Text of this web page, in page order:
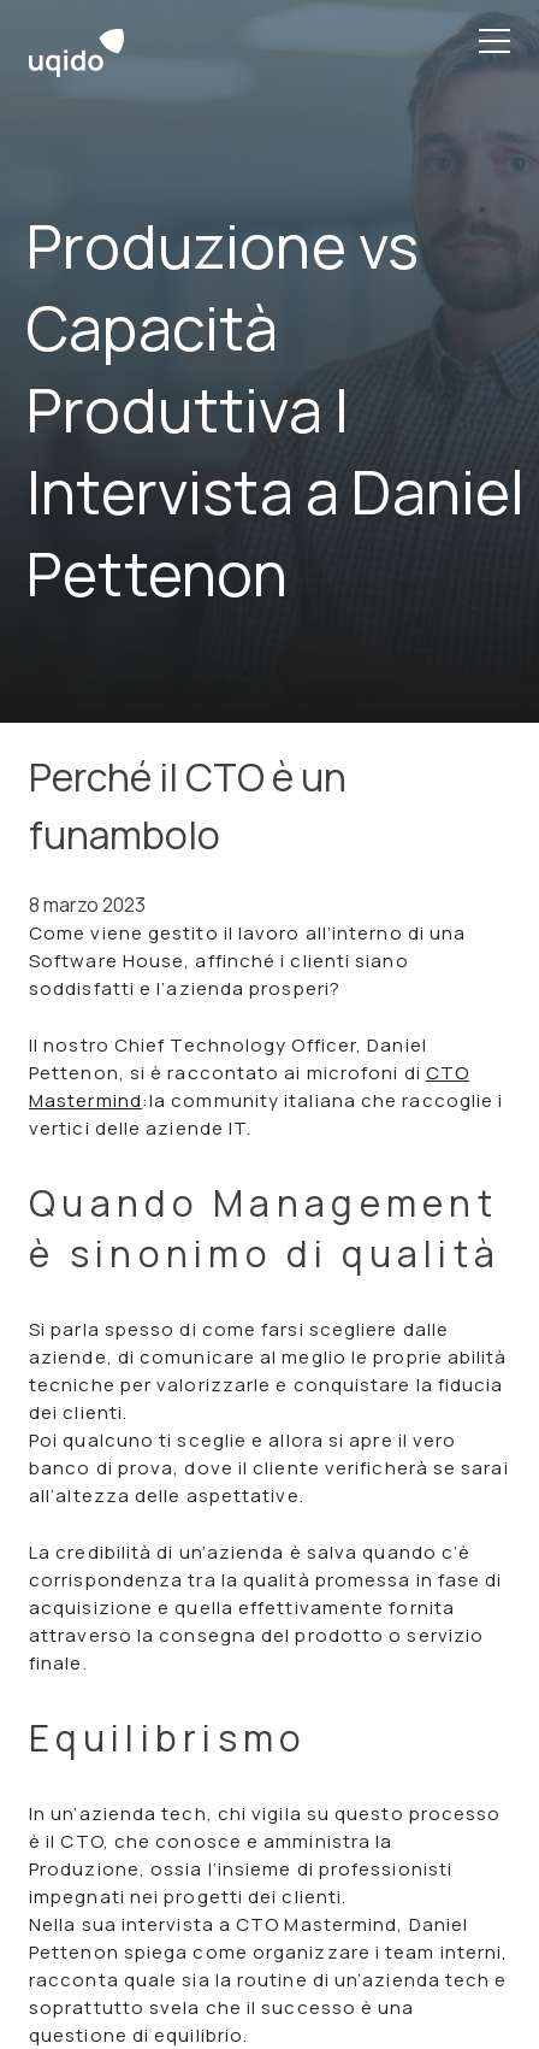
content
Produzione vs
Capacità
Produttiva |
Intervista a Daniel
Pettenon
Perché il CTO è un
funambolo
8 marzo 2023
Come viene gestito il lavoro all’interno di una
Software House, affinché i clienti siano
soddisfatti e l’azienda prosperi?
Il nostro Chief Technology Officer, Daniel
Pettenon, si è raccontato ai microfoni di CTO
Mastermind:la community italiana che raccoglie i
vertici delle aziende IT.
Quando Management
è sinonimo di qualità
Si parla spesso di come farsi scegliere dalle
aziende, di comunicare al meglio le proprie abilità
tecniche per valorizzarle e conquistare la fiducia
dei clienti.
Poi qualcuno ti sceglie e allora si apre il vero
banco di prova, dove il cliente verificherà se sarai
all’altezza delle aspettative.
La credibilità di un’azienda è salva quando c’è
corrispondenza tra la qualità promessa in fase di
acquisizione e quella effettivamente fornita
attraverso la consegna del prodotto o servizio
finale.
Equilibrismo
In un’azienda tech, chi vigila su questo processo
è il CTO, che conosce e amministra la
Produzione, ossia l’insieme di professionisti
impegnati nei progetti dei clienti.
Nella sua intervista aCTO Mastermind, Daniel
Pettenon spiega come organizzare i team interni,
racconta quale sia la routine di un’azienda tech e
soprattutto svela che il successo è una
questione di equilibrio.